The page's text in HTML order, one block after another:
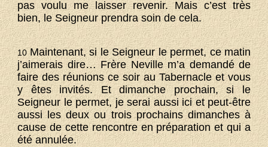
pas voulu me laisser revenir. Mais c’est très
bien, le Seigneur prendra soin de cela.
10Maintenant, si le Seigneur le permet, ce matin
j’aimerais dire… Frère Neville m’a demandé de
faire des réunions ce soir au Tabernacle et vous
y êtes invités. Et dimanche prochain, si le
Seigneur le permet, je serai aussi ici et peut-être
aussi les deux ou trois prochains dimanches à
cause de cette rencontre en préparation et qui a
été annulée.